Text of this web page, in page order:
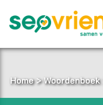
naar
inhoud
Home>Woordenboek